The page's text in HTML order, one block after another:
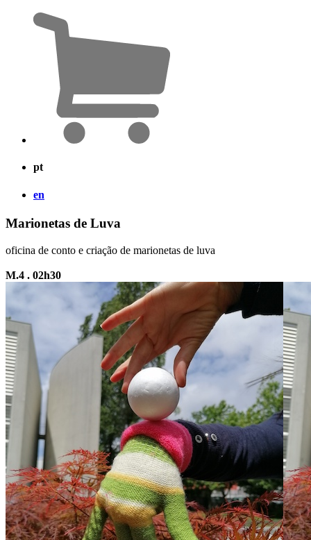
pt
en
Marionetas de Luva
oficina de conto e criação de marionetas de luva
M.4 . 02h30